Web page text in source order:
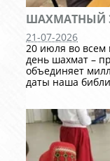
ШАХМАТНЫЙ
21-07-2026
20 июля во
день шахмат –
объединяет
даты наша